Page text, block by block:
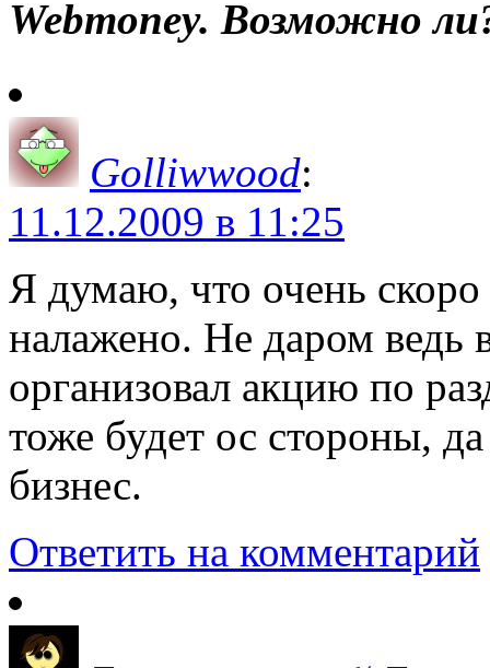
Webmoney. Возможно
Golliwwood:
11.12.2009 в 11:25
Я думаю, что очень скоро
налажено. Не даром ведь
организовал акцию по
тоже будет ос стороны,
бизнес.
Ответить на комментарий